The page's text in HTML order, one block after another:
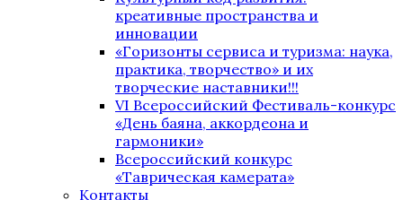
креативные пространства и
инновации
«Горизонты сервиса и туризма: наука,
практика, творчество» и их
творческие наставники!!!
VI Всероссийский Фестиваль-конкурс
«День баяна, аккордеона и
гармоники»
Всероссийский конкурс
«Таврическая камерата»
Контакты